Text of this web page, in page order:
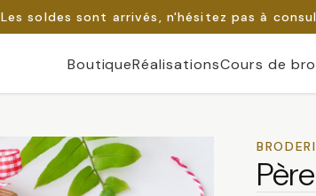
Les soldes sont arrivés, n'hésitez pas à
BoutiqueRéalisationsCours de